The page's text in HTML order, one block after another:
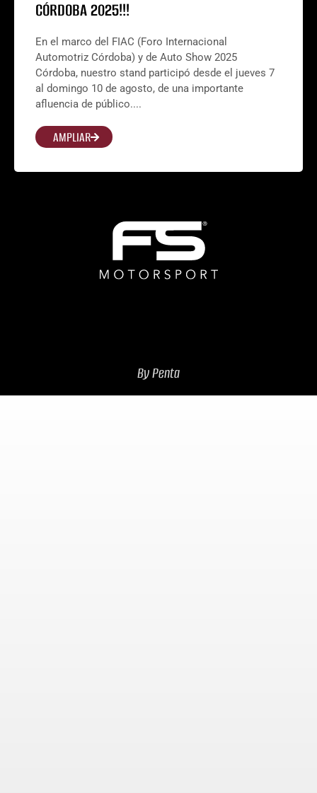
CÓRDOBA 2025!!!
En el marco del FIAC (Foro Internacional
Automotriz Córdoba) y de Auto Show 2025
Córdoba, nuestro stand participó desde el jueves 7
al domingo 10 de agosto, de una importante
afluencia de público....
AMPLIAR
By Penta